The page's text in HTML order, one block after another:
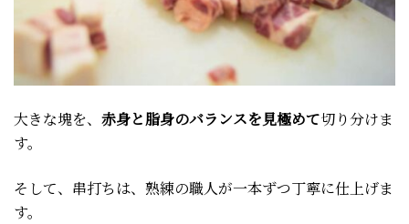
大きな塊を、 赤身と脂身のバランスを見極めて切り分けま
す。
そして、串打ちは、熟練の職人が一本ずつ丁寧に仕上げま
す。